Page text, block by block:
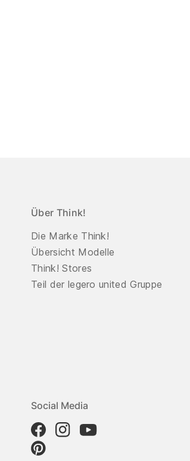
Über Think!
Die Marke Think!
Übersicht Modelle
Think! Stores
Teil der legero united Gruppe
Social Media